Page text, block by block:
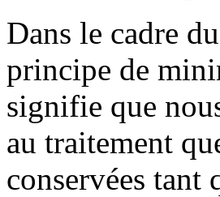
Dans le cadre
principe de
signifie que
au traitement
conservées tant